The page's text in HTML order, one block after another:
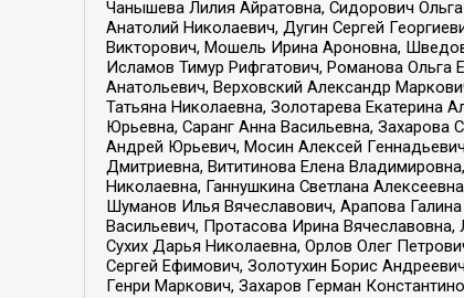
Чанышева Лилия Айратовна, Сидорович
Анатолий Николаевич, Дугин Сергей
Викторович, Мошель Ирина Ароновна,
Исламов Тимур Рифгатович, Романова Ольга
Анатольевич, Верховский Александр
Татьяна Николаевна, Золотарева
Юрьевна, Саранг Анна Васильевна,
Андрей Юрьевич, Мосин Алексей
Дмитриевна, Вититинова Елена
Николаевна, Ганнушкина Светлана
Шуманов Илья Вячеславович, Арапова
Васильевич, Протасова Ирина
Сухих Дарья Николаевна, Орлов Олег
Сергей Ефимович, Золотухин Борис
Генри Маркович, Захаров Герман